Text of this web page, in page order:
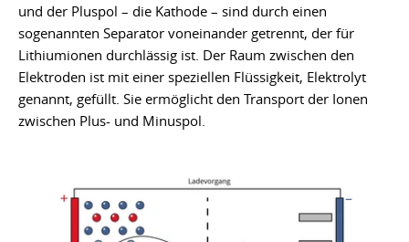
und der Pluspol – die Kathode – sind durch einen
sogenannten Separator voneinander getrennt, der für
Lithiumionen durchlässig ist. Der Raum zwischen den
Elektroden ist mit einer speziellen Flüssigkeit, Elektrolyt
genannt, gefüllt. Sie ermöglicht den Transport der Ionen
zwischen Plus- und Minuspol.